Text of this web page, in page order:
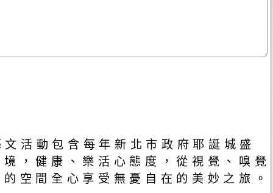
活動包含每年新北市政府耶誕城盛
，健康、樂活心態度，從視覺、嗅覺
空間全心享受無憂自在的美妙之旅。